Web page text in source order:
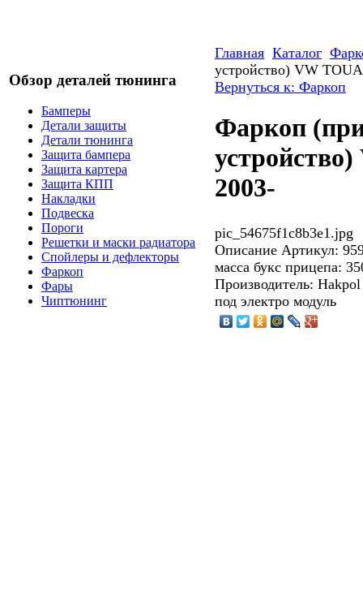
Обзор деталей тюнинга
Бамперы
Детали защиты
Детали тюнинга
Защита бампера
Защита картера
Защита КПП
Накладки
Подвеска
Пороги
Решетки и маски радиатора
Спойлеры и дефлекторы
Фаркоп
Фары
Чиптюнинг
Главная Каталог
устройство) VW
Вернуться к: Фаркоп
Фаркоп
2003-
pic_54675f1c8b3e1.jpg
Описание Артикул:
масса букс прицепа:
Производитель:
под электро модуль